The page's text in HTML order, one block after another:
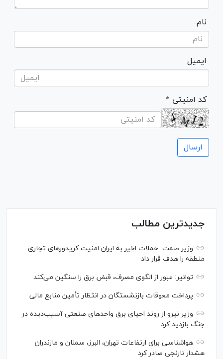
نام
ایمیل
* کد امنیتی
جدیدترین مطالب
وزیر صمت: حملات اخیر به ایران امنیت کریدورهای تجاری
منطقه را هدف قرار داد
توانیر: عبور از الگوی مصرف، قبض برق را سنگین می‌کند
پرداخت معوقات بازنشستگان در انتظار تأمین منابع مالی
وزیر نیرو از روند احیای برق واحدهای صنعتی آسیب‌دیده در
جنگ بازدید کرد
هواشناسی برای ارتفاعات تهران، البرز، سمنان و مازندران
هشدار نارنجی صادر کرد